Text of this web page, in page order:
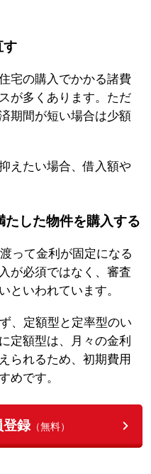
す
宅の購入でかかる諸費
が多くあります。ただ
期間が短い場合は少額
えたい場合、借入額や
たした物件を購入する
って金利が固定になる
が必須ではなく、審査
といわれています。
、定額型と定率型のい
定額型は、月々の金利
られるため、初期費用
めです。
登録（無料）